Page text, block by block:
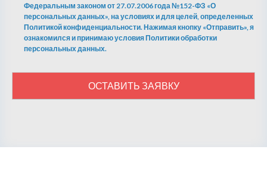
Федеральным законом от 27.07.2006 года №152-ФЗ «О
персональных данных», на условиях и для целей, определенных
Политикой конфиденциальности. Нажимая кнопку «Отправить», я
ознакомился и принимаю условия Политики обработки
персональных данных.
ОСТАВИТЬ ЗАЯВКУ